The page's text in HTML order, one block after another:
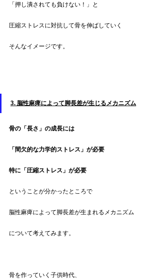
「押し潰されても負けない！」と
圧縮ストレスに対抗して骨を伸ばしていく
そんなイメージです。
3. 脳性麻痺によって脚長差が生じるメカニズム
骨の「長さ」の成長には
「間欠的な力学的ストレス」が必要
特に「圧縮ストレス」が必要
ということが分かったところで
脳性麻痺によって脚長差が生まれるメカニズム
について考えてみます。
骨を作っていく子供時代、